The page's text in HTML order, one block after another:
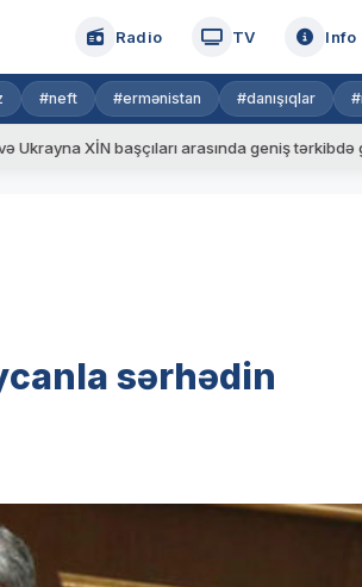
Radio TV Info
#neft #ermənistan #danışıqlar
başçıları arasında geniş tərkibdə görüş
sərhədin